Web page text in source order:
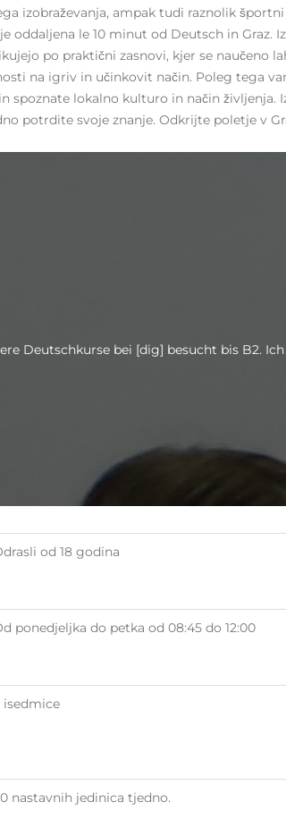
izobraževanja, ampak tudi raznolik
oddaljena le 10 minut od Deutsch in
po praktični zasnovi, kjer se naučeno
na igriv in učinkovit način. Poleg tega
spoznate lokalno kulturo in način
potrdite svoje znanje. Odkrijte poletje v
Deutschkurse bei [dig] besucht bis B2.
od 18 godina
ponedjeljka do petka od 08:45 do 12:00
isedmice
nastavnih jedinica tjedno.